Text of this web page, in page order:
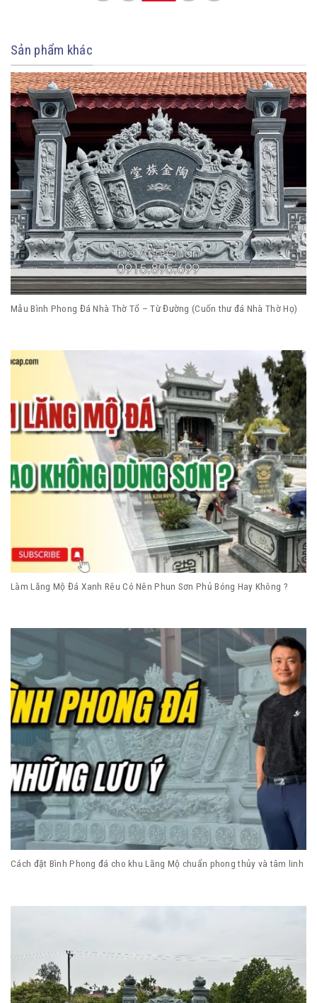
Sản phẩm khác
Mẫu Bình Phong Đá Nhà Thờ Tổ – Từ Đường (Cuốn thư đá Nhà Thờ Họ)
Làm Lăng Mộ Đá Xanh Rêu Có Nên Phun Sơn Phủ Bóng Hay Không ?
Cách đặt Bình Phong đá cho khu Lăng Mộ chuẩn phong thủy và tâm linh